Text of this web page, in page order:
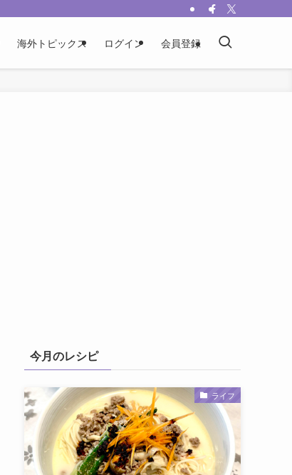
海外トピックス ログイン 会員登録
今月のレシピ
ライフ